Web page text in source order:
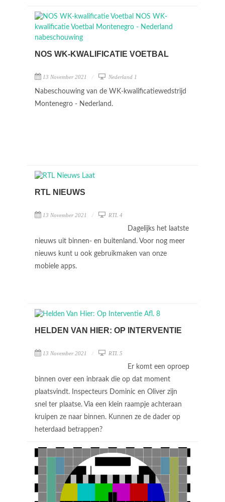
NOS WK-KWALIFICATIE VOETBAL
13 November 2021 Nederland 1
Nabeschouwing van de WK-kwalificatiewedstrijd
Montenegro - Nederland.
RTL NIEUWS
13 November 2021 RTL 4
Dagelijks het laatste
nieuws uit binnen- en buitenland. Voor nog meer
nieuws kunt u ook gebruikmaken van onze
mobiele apps.
HELDEN VAN HIER: OP INTERVENTIE
13 November 2021 RTL 5
Er komt een oproep
binnen over een inbraak die op dat moment
plaatsvindt. Inspecteurs Dominic en Oliver zijn
snel ter plaatse. Via een klein raampje achteraan
kruipen ze naar binnen. Kunnen ze de dader op
heterdaad betrappen?